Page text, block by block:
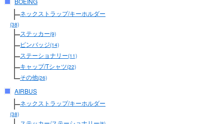
ネックストラップ/キーホルダー
(38)
ステッカー(9)
ピンバッジ(14)
ステーショナリー(11)
キャップ/Tシャツ(22)
その他(26)
AIRBUS
ネックストラップ/キーホルダー
(38)